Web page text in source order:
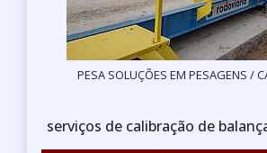
PESA SOLUÇÕES EM PESAGENS /
serviços de calibração de